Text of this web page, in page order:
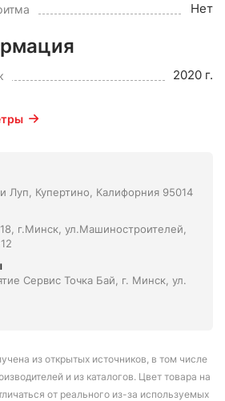
Нет
2020 г.
Луп, Купертино, Калифорния 95014
г.Минск, ул.Машиностроителей,
Сервис Точка Бай, г. Минск, ул.
из открытых источников, в том числе
и из каталогов. Цвет товара на
от реального из-за используемых